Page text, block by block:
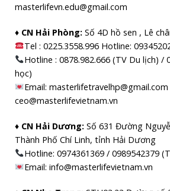
masterlifevn.edu@gmail.com
♦ CN Hải Phòng: Số 4D hồ sen , Lê
Tel : 0225.3558.996 Hotline:
Hotline : 0878.982.666 (TV Du lịch) /
học)
Email:
ceo@masterlifevietnam.vn
♦ CN Hải Dương: Số 631 Đường
Thành Phố Chí Linh, tỉnh Hải Dương
Hotline: 0974361369 / 0989542379
Email: info@masterlifevietnam.vn